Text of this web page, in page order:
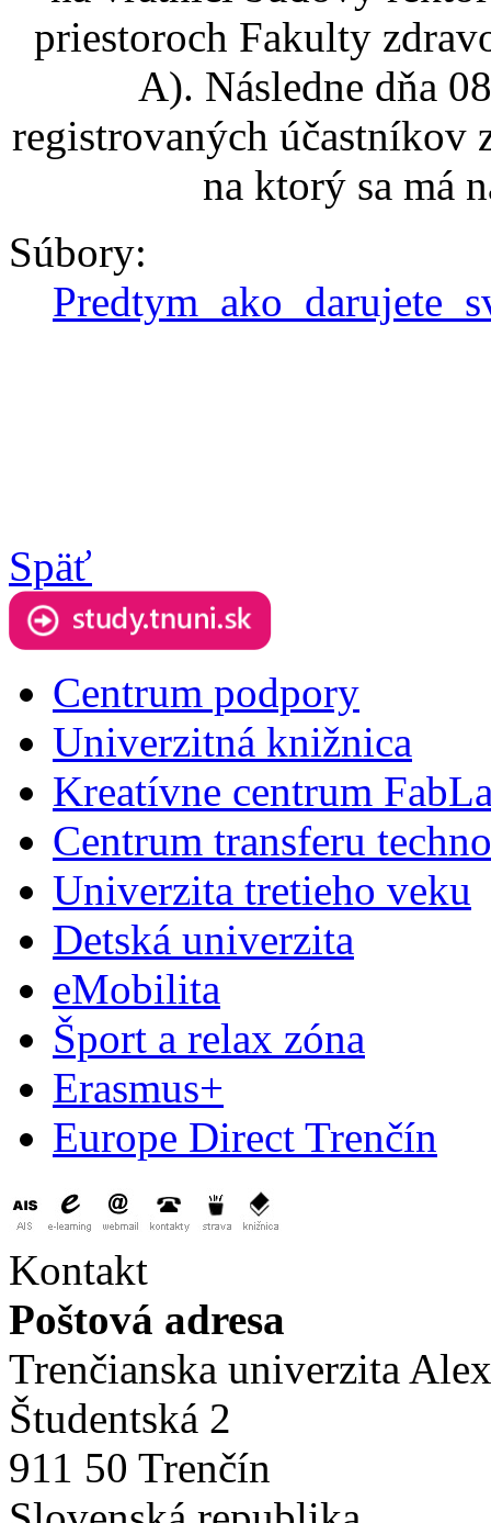
priestoroch Fakulty
A). Následne dňa
registrovaných účastníkov
na ktorý sa má
Súbory:
Späť
Centrum podpory
Univerzitná knižnica
Kreatívne centrum
Centrum transferu
Univerzita tretieho veku
Detská univerzita
eMobilita
Šport a relax zóna
Erasmus+
Europe Direct Trenčín
Kontakt
Poštová adresa
Trenčianska univerzita
Študentská 2
911 50 Trenčín